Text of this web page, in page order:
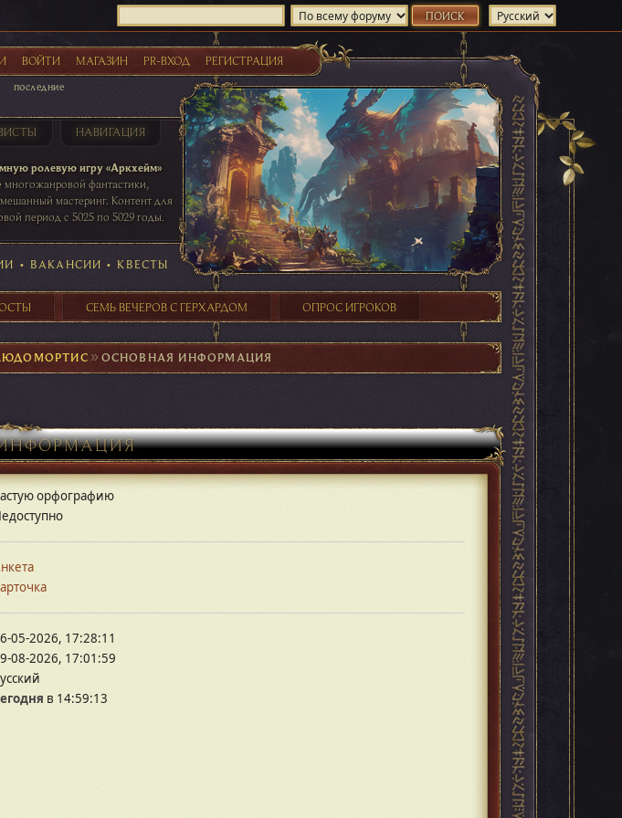
ВОЙТИ МАГАЗИН PR-ВХОД РЕГИСТРАЦИЯ
последние
НАВИГАЦИЯ
ролевую игру «Аркхейм»
фантастики,
мастеринг. Контент для
период с 5025 по 5029 годы.
активности
29 ПОСТОВ 24 ПОСТОВ
• ВАКАНСИИ • КВЕСТЫ
СЕМЬ ВЕЧЕРОВ С ГЕРХАРДОМ ОПРОС ИГРОКОВ
►ОСНОВНАЯ ИНФОРМАЦИЯ
орфографию
05-2026, 17:28:11
08-2026, 17:01:59
в 14:59:13